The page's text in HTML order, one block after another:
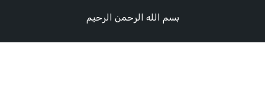
بسم الله الرحمن الرحيم